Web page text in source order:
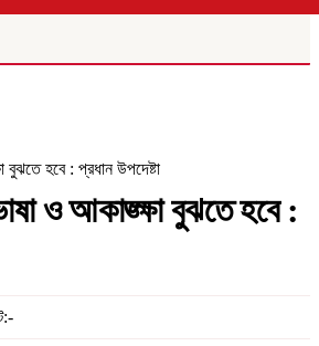
বুঝতে হবে : প্রধান উপদেষ্টা
ও আকাঙ্ক্ষা বুঝতে হবে :